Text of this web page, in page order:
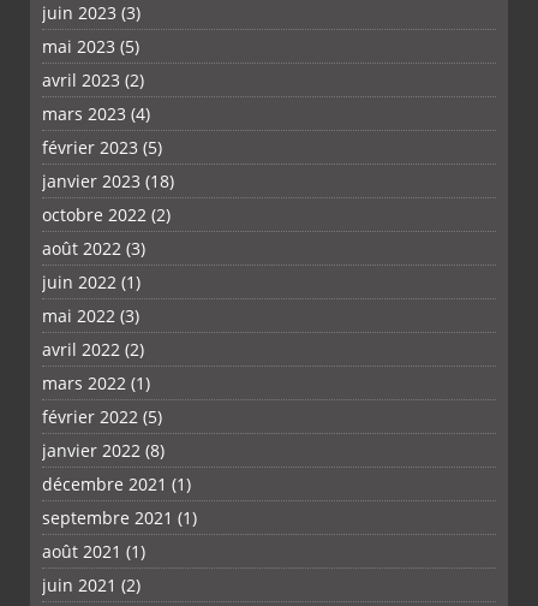
PLUS
juin 2023 (3)
mai 2023 (5)
avril 2023 (2)
mars 2023 (4)
février 2023 (5)
janvier 2023 (18)
octobre 2022 (2)
août 2022 (3)
juin 2022 (1)
mai 2022 (3)
avril 2022 (2)
mars 2022 (1)
février 2022 (5)
janvier 2022 (8)
décembre 2021 (1)
septembre 2021 (1)
août 2021 (1)
juin 2021 (2)